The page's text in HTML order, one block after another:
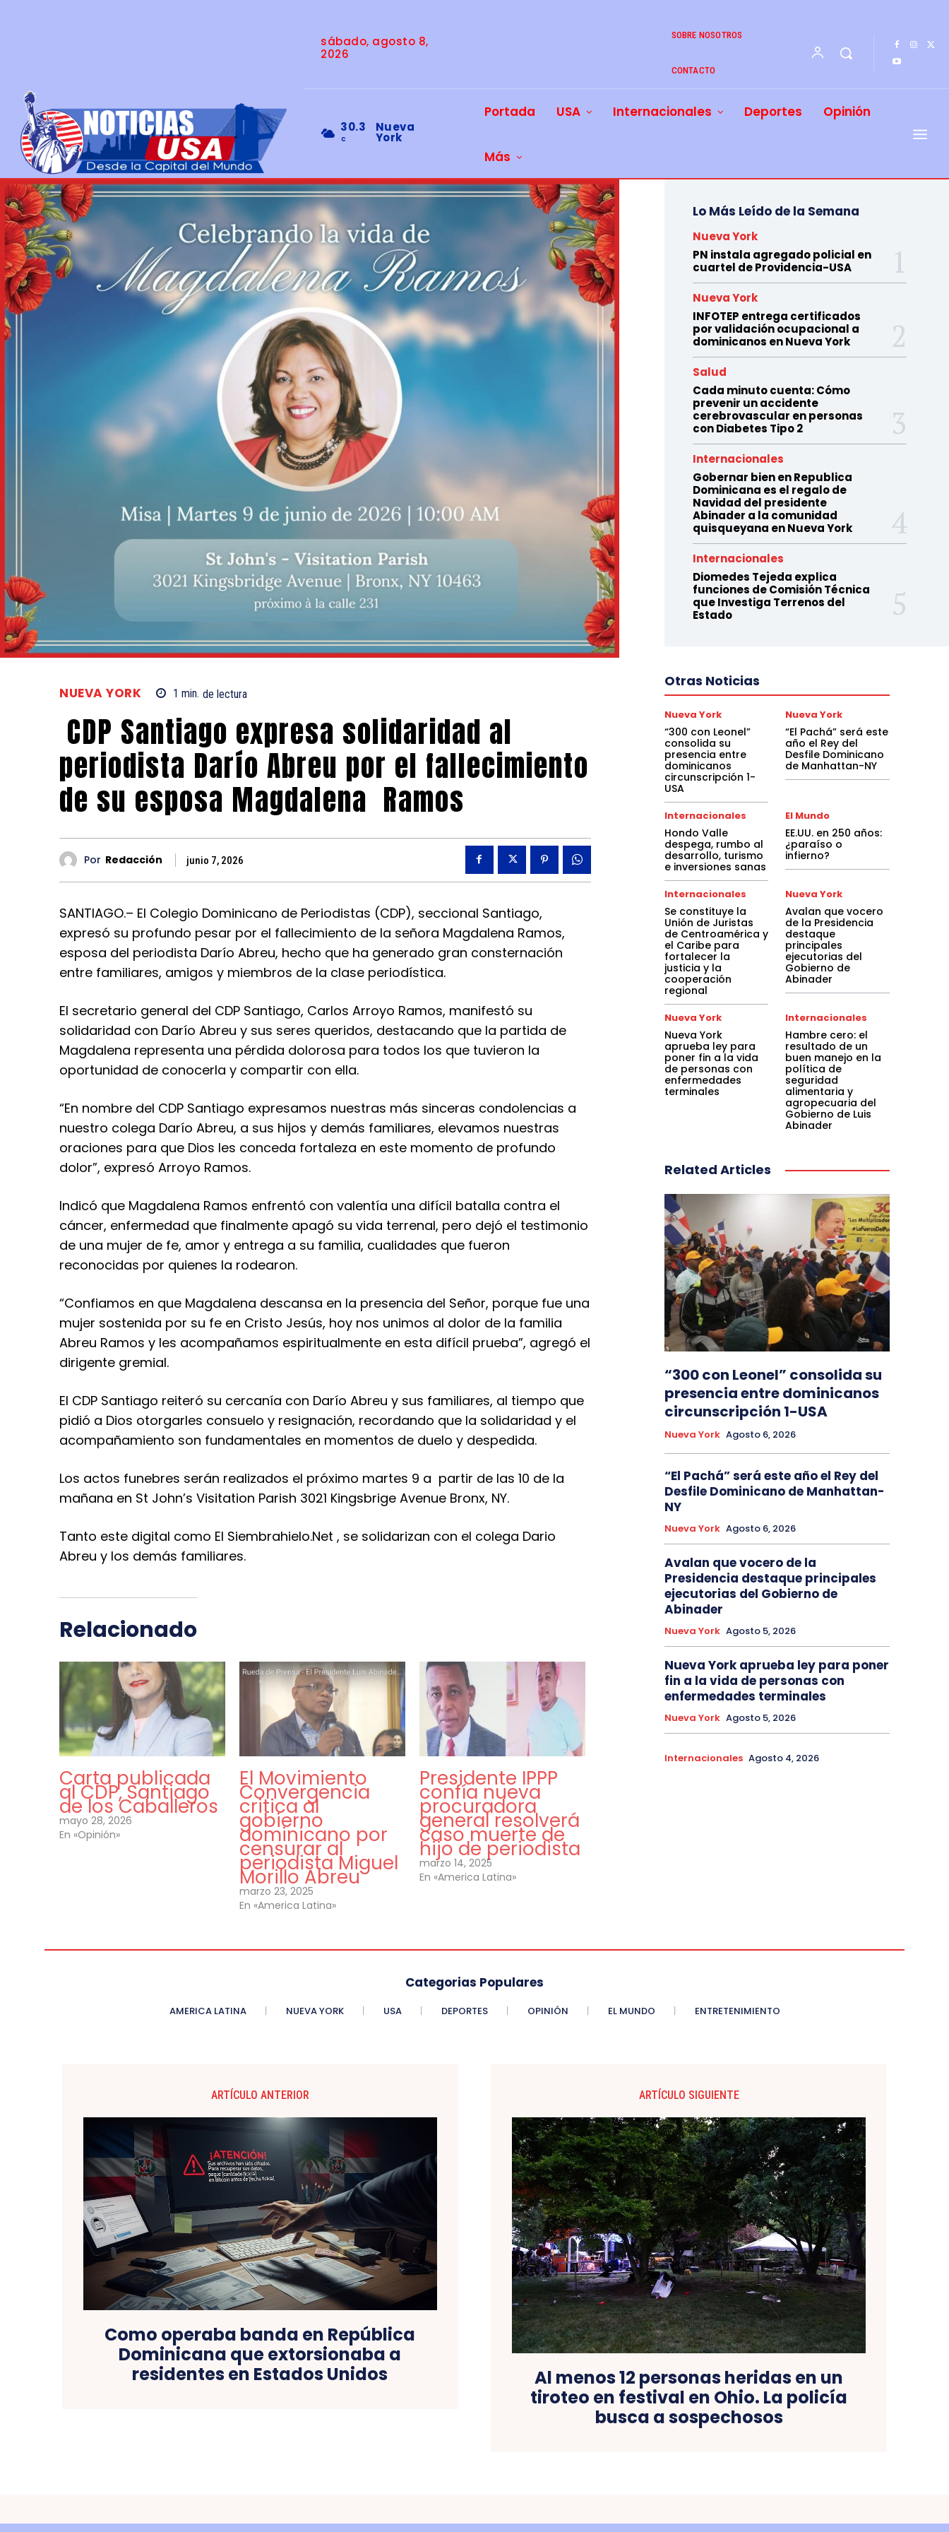
sábado, agosto 8,
2026
SOBRE NOSOTROS
CONTACTO
30.3
C
Nueva
York
Portada USA Internacionales Deportes Opinión
Más
NUEVA YORK 1 min. de lectura
CDP Santiago expresa solidaridad al
periodista Darío Abreu por el fallecimiento
de su esposa Magdalena Ramos
Por Redacción junio 7, 2026
SANTIAGO.– El Colegio Dominicano de Periodistas (CDP), seccional Santiago,
expresó su profundo pesar por el fallecimiento de la señora Magdalena Ramos,
esposa del periodista Darío Abreu, hecho que ha generado gran consternación
entre familiares, amigos y miembros de la clase periodística.
El secretario general del CDP Santiago, Carlos Arroyo Ramos, manifestó su
solidaridad con Darío Abreu y sus seres queridos, destacando que la partida de
Magdalena representa una pérdida dolorosa para todos los que tuvieron la
oportunidad de conocerla y compartir con ella.
“En nombre del CDP Santiago expresamos nuestras más sinceras condolencias a
nuestro colega Darío Abreu, a sus hijos y demás familiares, elevamos nuestras
oraciones para que Dios les conceda fortaleza en este momento de profundo
dolor”, expresó Arroyo Ramos.
Indicó que Magdalena Ramos enfrentó con valentía una difícil batalla contra el
cáncer, enfermedad que finalmente apagó su vida terrenal, pero dejó el testimonio
de una mujer de fe, amor y entrega a su familia, cualidades que fueron
reconocidas por quienes la rodearon.
“Confiamos en que Magdalena descansa en la presencia del Señor, porque fue una
mujer sostenida por su fe en Cristo Jesús, hoy nos unimos al dolor de la familia
Abreu Ramos y les acompañamos espiritualmente en esta difícil prueba”, agregó el
dirigente gremial.
El CDP Santiago reiteró su cercanía con Darío Abreu y sus familiares, al tiempo que
pidió a Dios otorgarles consuelo y resignación, recordando que la solidaridad y el
acompañamiento son fundamentales en momentos de duelo y despedida.
Los actos funebres serán realizados el próximo martes 9 a partir de las 10 de la
mañana en St John’s Visitation Parish 3021 Kingsbrige Avenue Bronx, NY.
Tanto este digital como El Siembrahielo.Net , se solidarizan con el colega Dario
Abreu y los demás familiares.
Relacionado
Carta publicada
al CDP, Santiago
de los Caballeros
mayo 28, 2026
En «Opinión»
El Movimiento
Convergencia
critica al
gobierno
dominicano por
censurar al
periodista Miguel
Morillo Abreu
marzo 23, 2025
En «America Latina»
Presidente IPPP
confía nueva
procuradora
general resolverá
caso muerte de
hijo de periodista
marzo 14, 2025
En «America Latina»
Lo Más Leído de la Semana
Nueva York
PN instala agregado policial en
cuartel de Providencia-USA
Nueva York
INFOTEP entrega certificados
por validación ocupacional a
dominicanos en Nueva York
Salud
Cada minuto cuenta: Cómo
prevenir un accidente
cerebrovascular en personas
con Diabetes Tipo 2
Internacionales
Gobernar bien en Republica
Dominicana es el regalo de
Navidad del presidente
Abinader a la comunidad
quisqueyana en Nueva York
Internacionales
Diomedes Tejeda explica
funciones de Comisión Técnica
que Investiga Terrenos del
Estado
Otras Noticias
Nueva York
“300 con Leonel”
consolida su
presencia entre
dominicanos
circunscripción 1-
USA
Nueva York
“El Pachá” será este
año el Rey del
Desfile Dominicano
de Manhattan-NY
Internacionales
Hondo Valle
despega, rumbo al
desarrollo, turismo
e inversiones sanas
El Mundo
EE.UU. en 250 años:
¿paraíso o
infierno?
Internacionales
Se constituye la
Unión de Juristas
de Centroamérica y
el Caribe para
fortalecer la
justicia y la
cooperación
regional
Nueva York
Avalan que vocero
de la Presidencia
destaque
principales
ejecutorias del
Gobierno de
Abinader
Nueva York
Nueva York
aprueba ley para
poner fin a la vida
de personas con
enfermedades
terminales
Internacionales
Hambre cero: el
resultado de un
buen manejo en la
política de
seguridad
alimentaria y
agropecuaria del
Gobierno de Luis
Abinader
Related Articles
“300 con Leonel” consolida su
presencia entre dominicanos
circunscripción 1-USA
Nueva York Agosto 6, 2026
“El Pachá” será este año el Rey del
Desfile Dominicano de Manhattan-
NY
Nueva York Agosto 6, 2026
Avalan que vocero de la
Presidencia destaque principales
ejecutorias del Gobierno de
Abinader
Nueva York Agosto 5, 2026
Nueva York aprueba ley para poner
fin a la vida de personas con
enfermedades terminales
Nueva York Agosto 5, 2026
Internacionales Agosto 4, 2026
Categorias Populares
AMERICA LATINA NUEVA YORK USA DEPORTES OPINIÓN EL MUNDO ENTRETENIMIENTO
ARTÍCULO ANTERIOR
Como operaba banda en República
Dominicana que extorsionaba a
residentes en Estados Unidos
ARTÍCULO SIGUIENTE
Al menos 12 personas heridas en un
tiroteo en festival en Ohio. La policía
busca a sospechosos